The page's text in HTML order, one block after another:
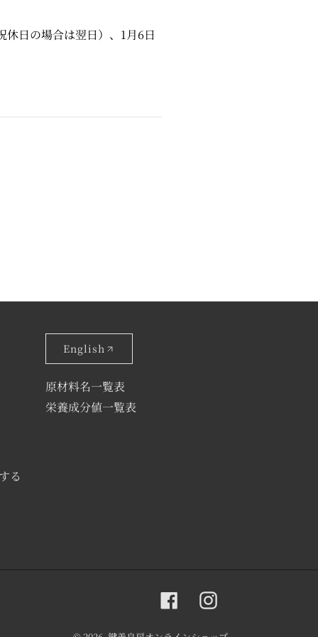
日の場合は翌日）、1月6日
る
English
原材料名一覧表
栄養成分値一覧表
FacebookInstagram